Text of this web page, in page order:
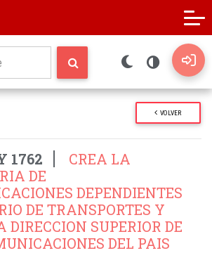
VOLVER
1762
CREA LA
DE
DEPENDIENTES
DE TRANSPORTES Y
DIRECCION SUPERIOR DE
DEL PAIS